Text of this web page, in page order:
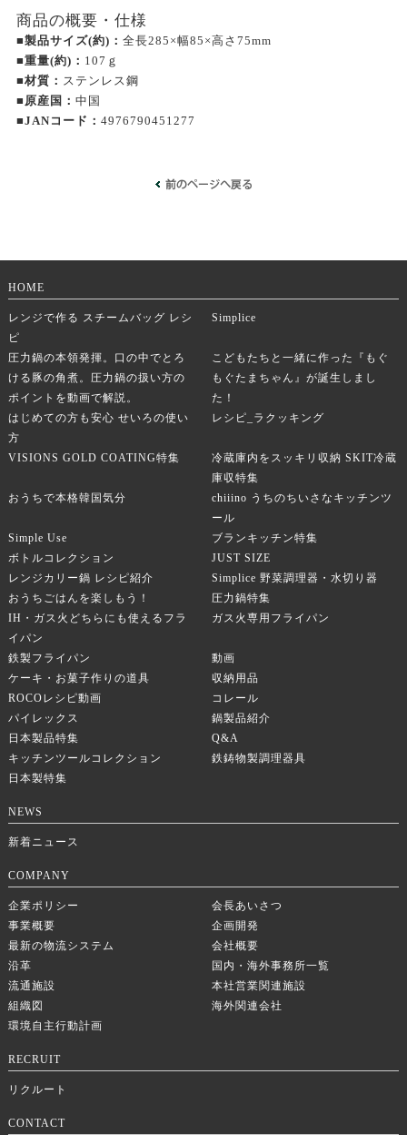
商品の概要・仕様
■製品サイズ(約)： 全長285×幅85×高さ75mm
■重量(約)： 107ｇ
■材質： ステンレス鋼
■原産国： 中国
■JANコード： 4976790451277
HOME
レンジで作る スチームバッグ レシ
ピ
Simplice
圧力鍋の本領発揮。口の中でとろ
ける豚の角煮。圧力鍋の扱い方の
ポイントを動画で解説。
こどもたちと一緒に作った『もぐ
もぐたまちゃん』が誕生しまし
た！
はじめての方も安心 せいろの使い
方
レシピ_ラクッキング
VISIONS GOLD COATING特集
冷蔵庫内をスッキリ収納 SKIT冷蔵
庫収特集
おうちで本格韓国気分
chiiino うちのちいさなキッチンツ
ール
Simple Use
ブランキッチン特集
ボトルコレクション
JUST SIZE
レンジカリー鍋 レシピ紹介
Simplice 野菜調理器・水切り器
おうちごはんを楽しもう！
圧力鍋特集
IH・ガス火どちらにも使えるフラ
イパン
ガス火専用フライパン
鉄製フライパン
動画
ケーキ・お菓子作りの道具
収納用品
ROCOレシピ動画
コレール
パイレックス
鍋製品紹介
日本製品特集
Q&A
キッチンツールコレクション
鉄鋳物製調理器具
日本製特集
NEWS
新着ニュース
COMPANY
企業ポリシー
会長あいさつ
事業概要
企画開発
最新の物流システム
会社概要
沿革
国内・海外事務所一覧
流通施設
本社営業関連施設
組織図
海外関連会社
環境自主行動計画
RECRUIT
リクルート
CONTACT